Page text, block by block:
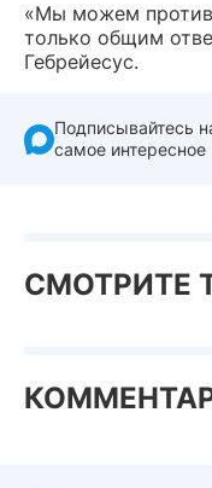
«Мы можем
только общим
Гебрейесус.
Подписывайтесь
самое интересное
СМОТРИТЕ